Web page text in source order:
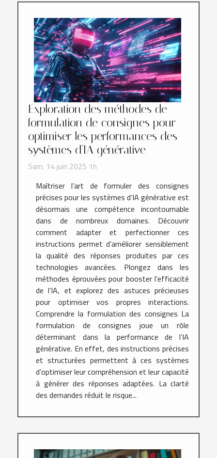
Exploration des méthodes de
formulation de consignes pour
optimiser les performances des
systèmes d'IA générative
Sam. 14 juin 2025 1h
Maîtriser l’art de formuler des consignes
précises pour les systèmes d’IA générative est
désormais une compétence incontournable
dans de nombreux domaines. Découvrir
comment adapter et perfectionner ces
instructions permet d’améliorer sensiblement
la qualité des réponses produites par ces
technologies avancées. Plongez dans les
méthodes éprouvées pour booster l’efficacité
de l’IA, et explorez des astuces précieuses
pour optimiser vos propres interactions.
Comprendre la formulation des consignes La
formulation de consignes joue un rôle
déterminant dans la performance de l’IA
générative. En effet, des instructions précises
et structurées permettent à ces systèmes
d’optimiser leur compréhension et leur capacité
à générer des réponses adaptées. La clarté
des demandes réduit le risque...